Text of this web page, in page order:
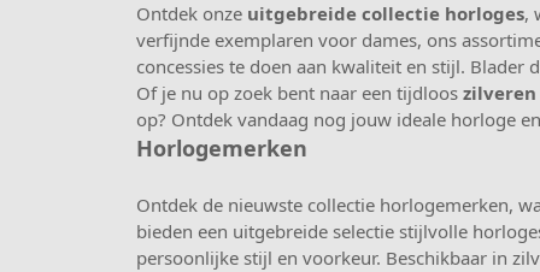
Ontdek onze uitgebreide collectie horloges,
verfijnde exemplaren voor dames, ons
concessies te doen aan kwaliteit en stijl. Blader
Of je nu op zoek bent naar een tijdlooszilveren
op? Ontdek vandaag nog jouw ideale horloge
Horlogemerken
Ontdek de nieuwste collectie horlogemerken,
bieden een uitgebreide selectie stijlvolle
persoonlijke stijl en voorkeur. Beschikbaar in